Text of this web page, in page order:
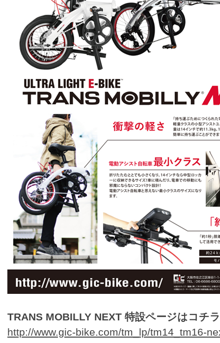
TRANS MOBILLY NEXT 特設ページはコチ
http://www.gic-bike.com/tm_lp/tm14_tm16-